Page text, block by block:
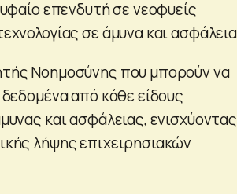
επενδυτή σε νεοφυείς
σε άμυνα και
Νοημοσύνης που μπορούν να
από κάθε είδους
και ασφάλειας,
λήψης επιχειρησιακών